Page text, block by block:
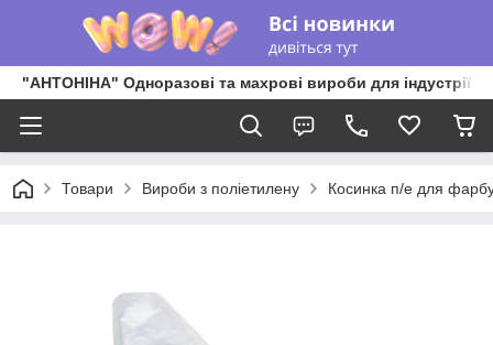
"АНТОНІНА" Одноразові та махрові вироби для індустрії
Товари Вироби з поліетилену Косинка п/е для